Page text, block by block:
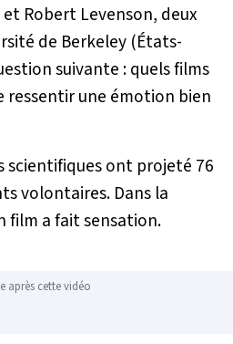
et Robert Levenson, deux
de Berkeley (États-
suivante : quels films
ressentir une émotion bien
scientifiques ont projeté 76
volontaires. Dans la
film a fait sensation.
après cette vidéo